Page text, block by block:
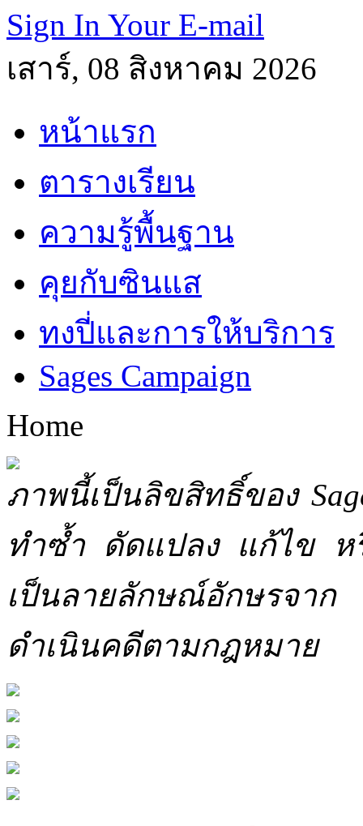
Sign In Your E-mail
เสาร์, 08 สิงหาคม 2026
หน้าแรก
ตารางเรียน
ความรู้พื้นฐาน
คุยกับซินแส
ทงปี่และการให้บริการ
Sages Campaign
Home
ภาพนี้เป็นลิขสิทธิ์ของ
ทำซ้ำ ดัดแปลง แก้ไข ห
เป็นลายลักษณ์อักษรจาก
ดำเนินคดีตามกฎหมาย